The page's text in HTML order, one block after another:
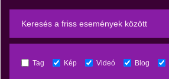
Keresés a friss események között
Tag Kép Videó Blog